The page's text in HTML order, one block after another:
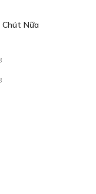
Chút Nữa